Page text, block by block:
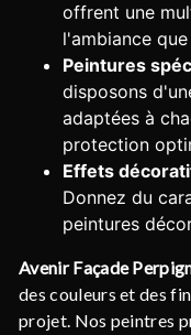
offrent une
l'ambiance
Peintures
disposons
adaptées à
protection
Effets
Donnez du
peintures
Avenir Façade
des couleurs et des
projet. Nos peintres